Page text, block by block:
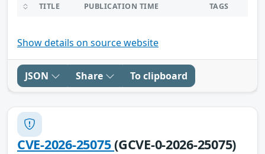
TITLE PUBLICATION TIME TAGS
Show details on source website
JSON Share To clipboard
CVE-2026-25075(GCVE-0-2026-25075)